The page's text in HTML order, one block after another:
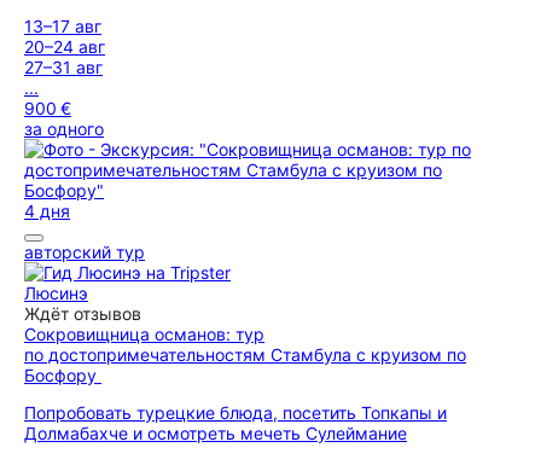
13–17 авг
20–24 авг
27–31 авг
...
900 €
за одного
4 дня
авторский тур
Люсинэ
Ждёт отзывов
Сокровищница османов: тур
по достопримечательностям Стамбула с круизом по
Босфору
Попробовать турецкие блюда, посетить Топкапы и
Долмабахче и осмотреть мечеть Сулеймание